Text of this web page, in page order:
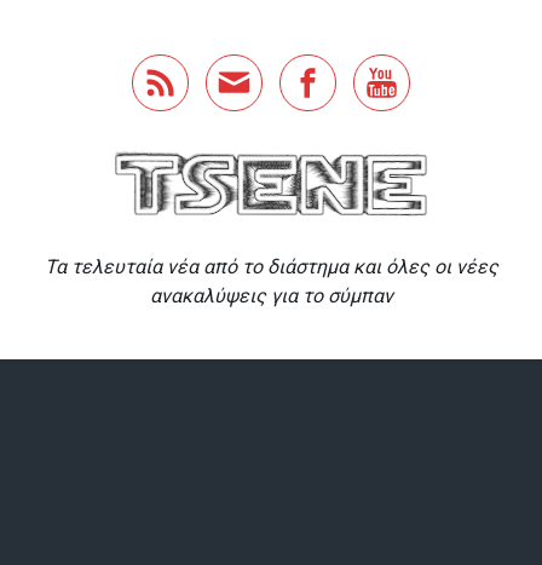
Τα τελευταία νέα από το διάστημα και όλες οι νέες
ανακαλύψεις για το σύμπαν